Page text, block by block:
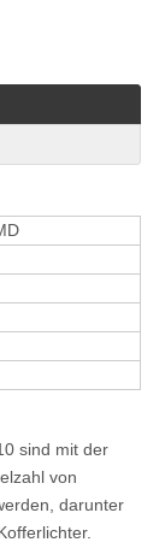
sind mit der
von
darunter